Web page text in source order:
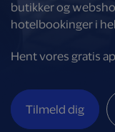
butikker og
hotelbookinger i
Hent vores gratis
Tilmeld dig